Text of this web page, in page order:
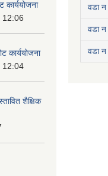
12:06
कार्ययोजना
12:04
शैक्षिक
वडा
वडा
वडा